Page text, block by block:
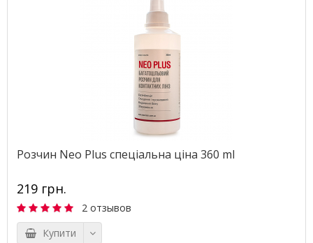
Розчин Neo Plus спеціальна ціна 360 ml
219 грн.
2 отзывов
Купити